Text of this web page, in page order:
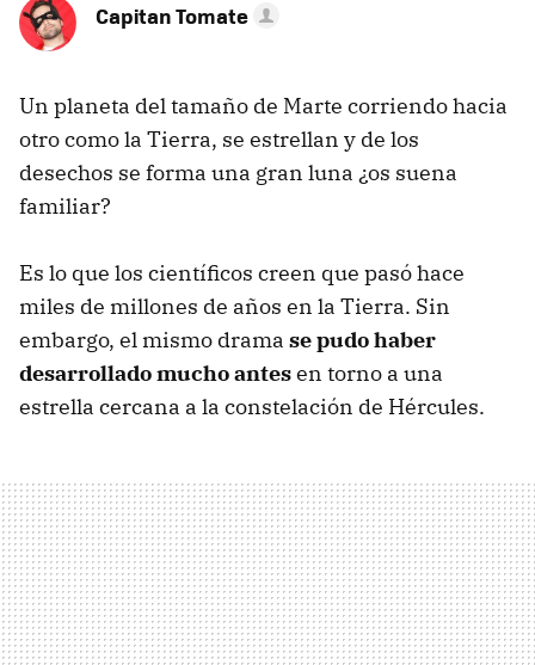
Capitan Tomate
Un planeta del tamaño de Marte corriendo hacia
otro como la Tierra, se estrellan y de los
desechos se forma una gran luna ¿os suena
familiar?
Es lo que los científicos creen que pasó hace
miles de millones de años en la Tierra. Sin
embargo, el mismo drama se pudo haber
desarrollado mucho antesen torno a una
estrella cercana a la constelación de Hércules.